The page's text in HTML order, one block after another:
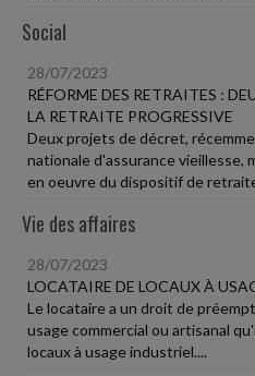
Social
28/07/2023
RÉFORME DES RETRAITES :
LA RETRAITE PROGRESSIVE
Deux projets de décret,
nationale d'assurance vieillesse,
en oeuvre du dispositif de
Vie des affaires
28/07/2023
LOCATAIRE DE LOCAUX À
Le locataire a un droit de
usage commercial ou artisanal
locaux à usage industriel....